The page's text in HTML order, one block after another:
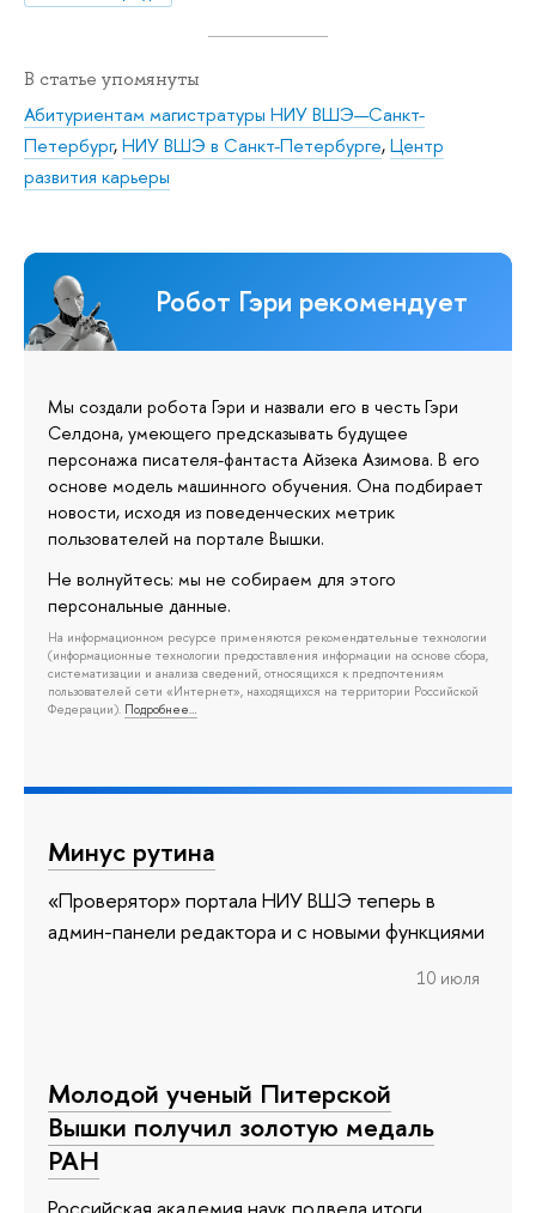
В статье упомянуты
Абитуриентам магистратуры НИУ ВШЭ—Санкт-
Петербург,НИУ ВШЭ в Санкт-Петербурге,Центр
развития карьеры
Робот Гэри рекомендует
Мы создали робота Гэри и назвали его в честь Гэри
Селдона, умеющего предсказывать будущее
персонажа писателя-фантаста Айзека Азимова. В его
основе модель машинного обучения. Она подбирает
новости, исходя из поведенческих метрик
пользователей на портале Вышки.
Не волнуйтесь: мы не собираем для этого
персональные данные.
На информационном ресурсе применяются рекомендательные технологии
(информационные технологии предоставления информации на основе сбора,
систематизации и анализа сведений, относящихся к предпочтениям
пользователей сети «Интернет», находящихся на территории Российской
Федерации). Подробнее…
Минус рутина
«Проверятор» портала НИУ ВШЭ теперь в
админ-панели редактора и с новыми функциями
10 июля
Молодой ученый Питерской
Вышки получил золотую медаль
РАН